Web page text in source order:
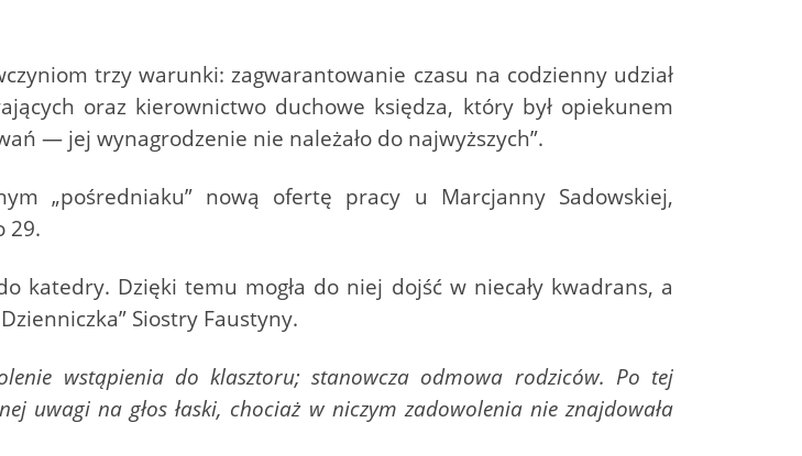
trzy warunki: zagwarantowanie czasu na codzienny udział
oraz kierownictwo duchowe księdza, który był opiekunem
— jej wynagrodzenie nie należało do najwyższych”.
„pośredniaku” nową ofertę pracy u Marcjanny Sadowskiej,
29.
katedry. Dzięki temu mogła do niej dojść w niecały kwadrans, a
Siostry Faustyny.
wstąpienia do klasztoru; stanowcza odmowa rodziców. Po tej
uwagi na głos łaski, chociaż w niczym zadowolenia nie znajdowała